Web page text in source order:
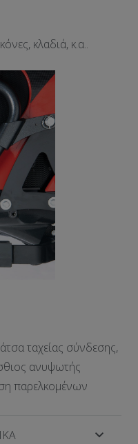
κλαδιά, κ.α..
ταχείας σύνδεσης,
ανυψωτής
παρελκομένων